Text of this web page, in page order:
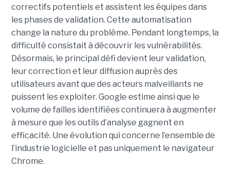
correctifs potentiels et assistent les équipes dans
les phases de validation. Cette automatisation
change la nature du problème. Pendant longtemps, la
difficulté consistait à découvrir les vulnérabilités.
Désormais, le principal défi devient leur validation,
leur correction et leur diffusion auprès des
utilisateurs avant que des acteurs malveillants ne
puissent les exploiter. Google estime ainsi que le
volume de failles identifiées continuera à augmenter
à mesure que les outils d’analyse gagnent en
efficacité. Une évolution qui concerne l’ensemble de
l’industrie logicielle et pas uniquement le navigateur
Chrome.